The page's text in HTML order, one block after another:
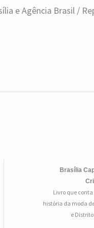
e Agência Brasil /
Brasília
Livro que
história da moda
e